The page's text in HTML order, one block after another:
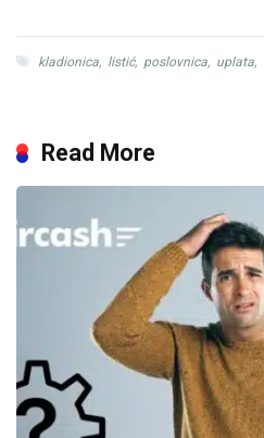
kladionica, listić, poslovnica, uplata,
Read More